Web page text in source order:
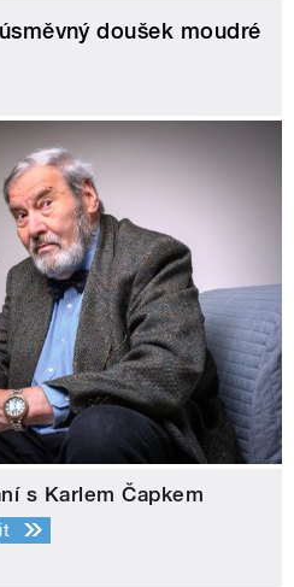
doušek moudré
s Karlem Čapkem